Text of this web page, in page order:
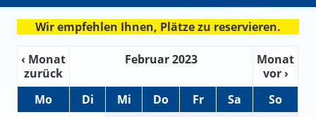
Wir empfehlen Ihnen, Plätze zu reservieren.
‹ Monat
zurück
Februar 2023
Monat
vor ›
Mo
Di Mi Do Fr Sa
So